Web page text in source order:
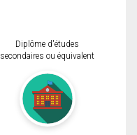
Diplôme d'études
secondaires ou équivalent